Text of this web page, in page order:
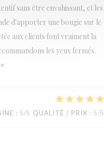
sans être envahissant, et les
d'apporter une bougie sur le
aux clients font vraiment la
les yeux fermés.
: 5/5 QUALITÉ / PRIX : 5/5